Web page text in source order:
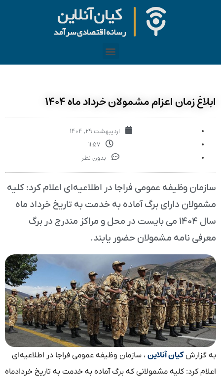
ابلاغ زمان اعزام مشمولان خرداد ماه ۱۴۰۴
اردیبهشت ۲۹, ۱۴۰۴
۱۱:۵۷
بدون نظر
سازمان وظیفه عمومی فراجا در اطلاعیه‌ای اعلام کرد: کلیه
مشمولان دارای برگ آماده به خدمت به تاریخ خرداد ماه
سال ۱۴۰۴ می بایست در محل و مراکز مندرج در برگ
معرفی نامه مشمولان حضور یابند.
به گزارشکیان آنلاین ، سازمان وظیفه عمومی فراجا در اطلاعیه‌ای
اعلام کرد: کلیه مشمولانی که برگ آماده به خدمت به تاریخ خردادماه